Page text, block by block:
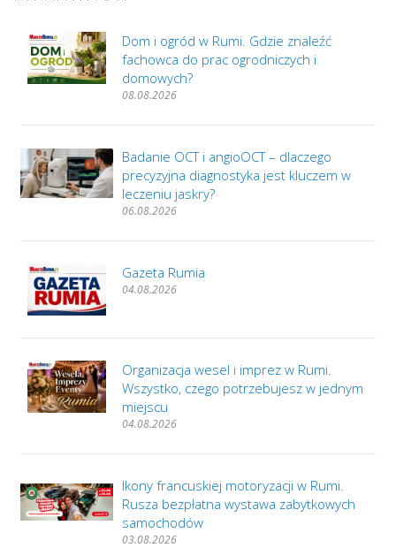
Dom i ogród w Rumi. Gdzie znaleźć
fachowca do prac ogrodniczych i
domowych?
08.08.2026
Badanie OCT i angioOCT – dlaczego
precyzyjna diagnostyka jest kluczem w
leczeniu jaskry?
06.08.2026
Gazeta Rumia
04.08.2026
Organizacja wesel i imprez w Rumi.
Wszystko, czego potrzebujesz w jednym
miejscu
04.08.2026
Ikony francuskiej motoryzacji w Rumi.
Rusza bezpłatna wystawa zabytkowych
samochodów
03.08.2026